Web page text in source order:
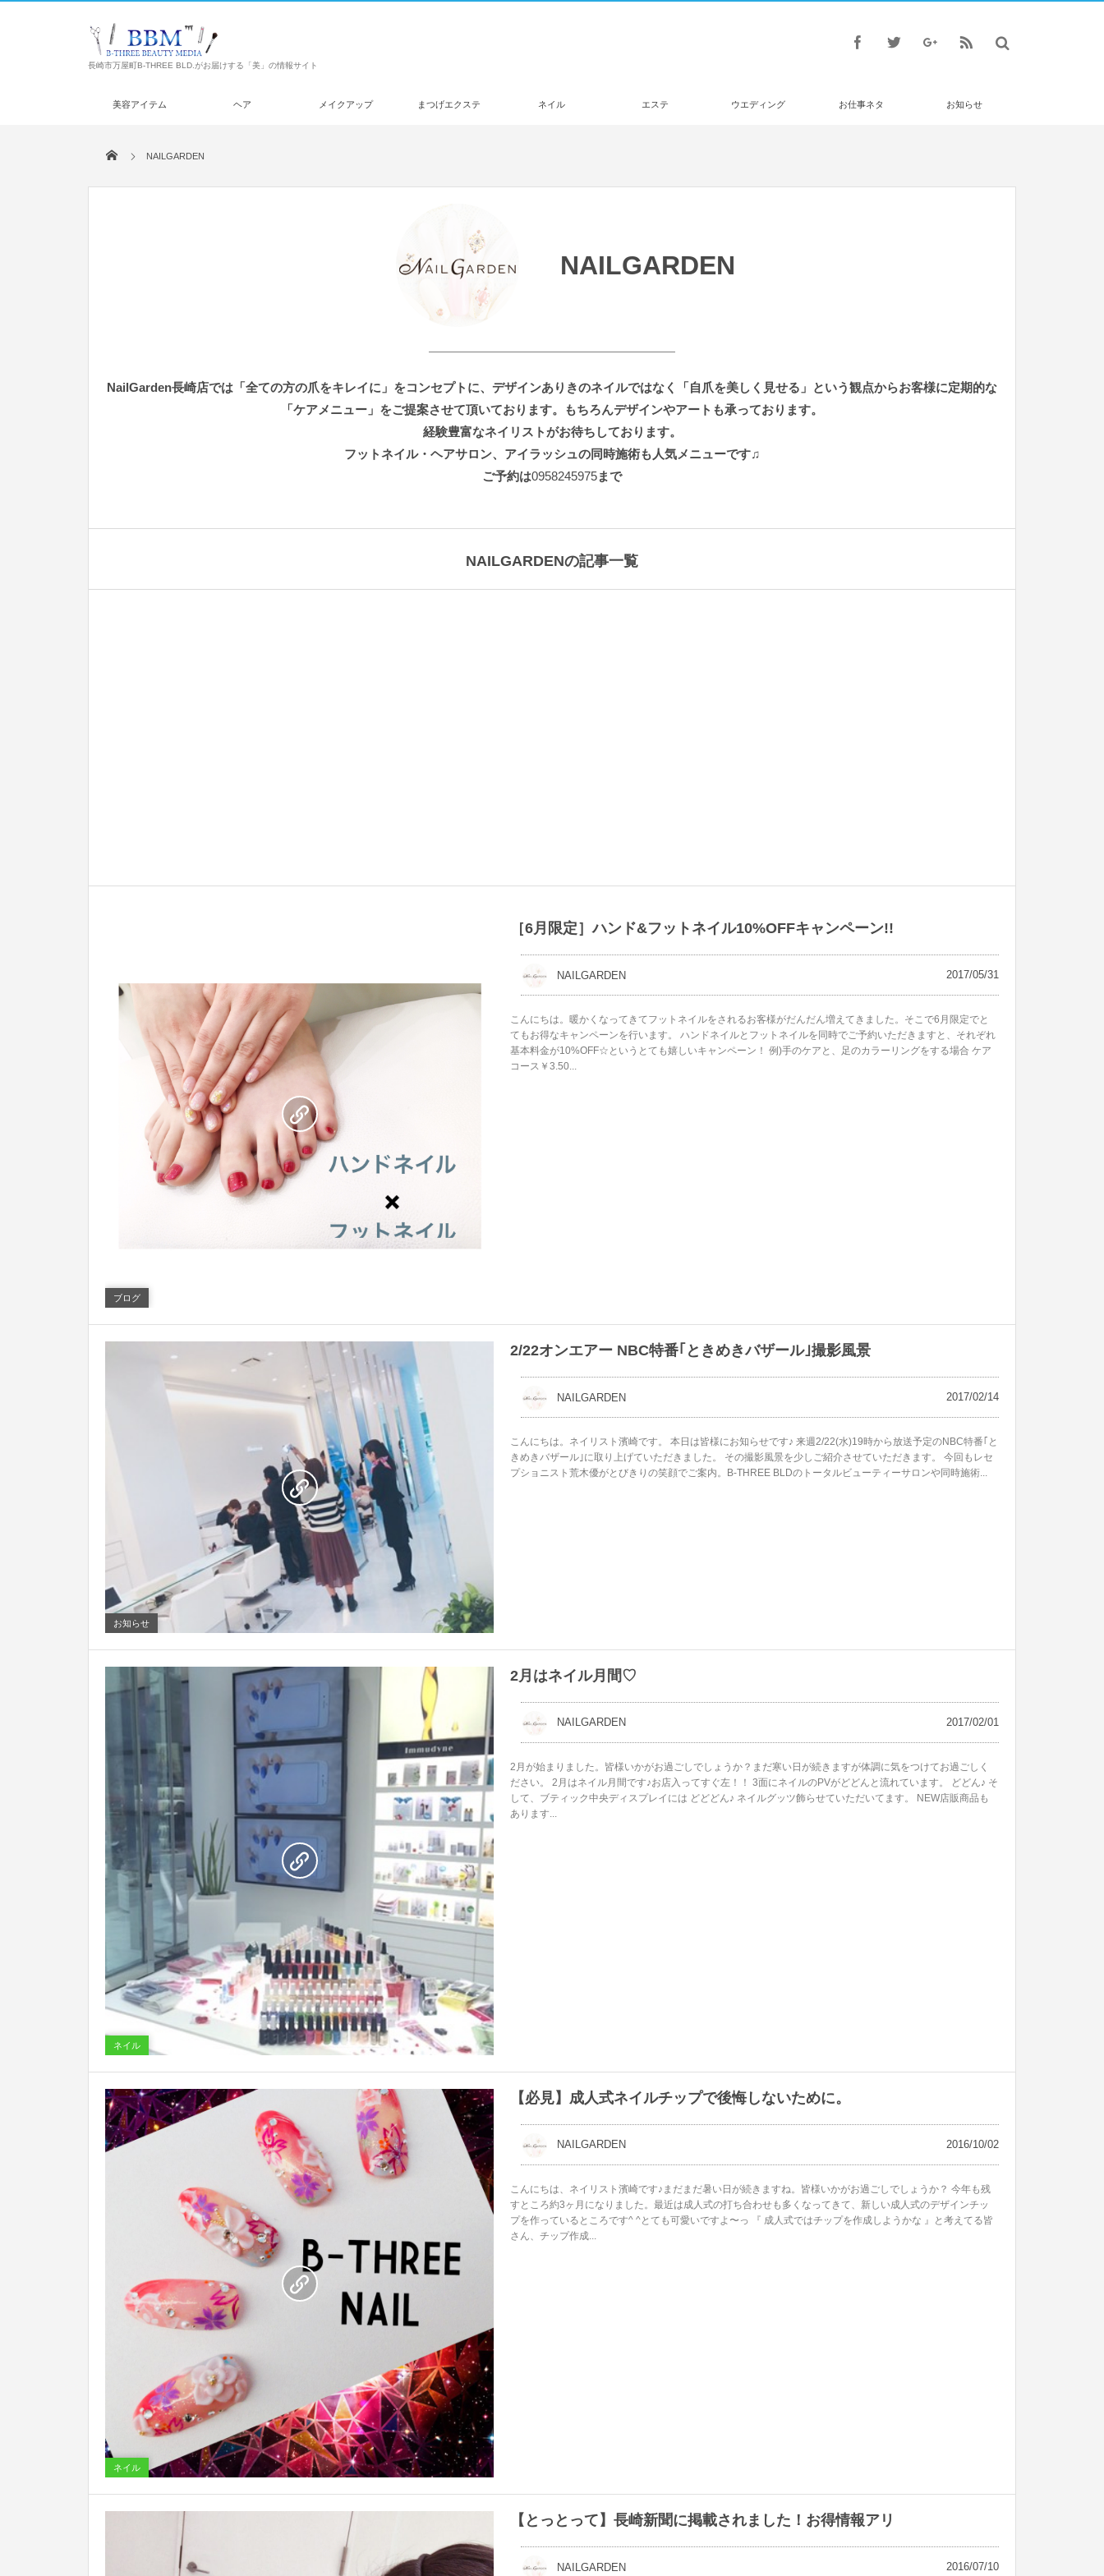
長崎市万屋町B-THREE BLD.がお届けする「美」の情報サイト
美容アイテム ヘア メイクアップ まつげエクステ ネイル エステ ウエディング お仕事ネタ お知らせ
NAILGARDEN
NAILGARDEN
NailGarden長崎店では「全ての方の爪をキレイに」をコンセプトに、デザインありきのネイルではなく「自爪を美しく見せる」という観点からお客様に定期的な
「ケアメニュー」をご提案させて頂いております。もちろんデザインやアートも承っております。
経験豊富なネイリストがお待ちしております。
フットネイル・ヘアサロン、アイラッシュの同時施術も人気メニューです♫
ご予約は0958245975まで
NAILGARDENの記事一覧
ブログ
［6月限定］ハンド&フットネイル10%OFFキャンペーン!!
NAILGARDEN 2017/05/31
こんにちは。暖かくなってきてフットネイルをされるお客様がだんだん増えてきました。そこで6月限定でと
てもお得なキャンペーンを行います。 ハンドネイルとフットネイルを同時でご予約いただきますと、それぞれ
基本料金が10%OFF☆というとても嬉しいキャンペーン！ 例)手のケアと、足のカラーリングをする場合 ケア
コース￥3.50...
お知らせ
0
2/22オンエアー NBC特番｢ときめきバザール｣撮影風景
NAILGARDEN 2017/02/14
こんにちは。ネイリスト濱崎です。 本日は皆様にお知らせです♪ 来週2/22(水)19時から放送予定のNBC特番｢と
きめきバザール｣に取り上げていただきました。 その撮影風景を少しご紹介させていただきます。 今回もレセ
プショニスト荒木優がとびきりの笑顔でご案内。B-THREE BLDのトータルビューティーサロンや同時施術...
ネイル
0
2月はネイル月間♡
NAILGARDEN 2017/02/01
2月が始まりました。皆様いかがお過ごしでしょうか？まだ寒い日が続きますが体調に気をつけてお過ごしく
ださい。 2月はネイル月間です♪お店入ってすぐ左！！ 3面にネイルのPVがどどんと流れています。 どどん♪ そ
して、ブティック中央ディスプレイには どどどん♪ ネイルグッツ飾らせていただいてます。 NEW店販商品も
あります...
ネイル
【必見】成人式ネイルチップで後悔しないために。
NAILGARDEN 2016/10/02
こんにちは、ネイリスト濱崎です♪まだまだ暑い日が続きますね。皆様いかがお過ごしでしょうか？ 今年も残
すところ約3ヶ月になりました。最近は成人式の打ち合わせも多くなってきて、新しい成人式のデザインチッ
プを作っているところです^ ^とても可愛いですよ〜っ 『 成人式ではチップを作成しようかな 』と考えてる皆
さん、チップ作成...
【とっとって】長崎新聞に掲載されました！お得情報アリ
NAILGARDEN 2016/07/10